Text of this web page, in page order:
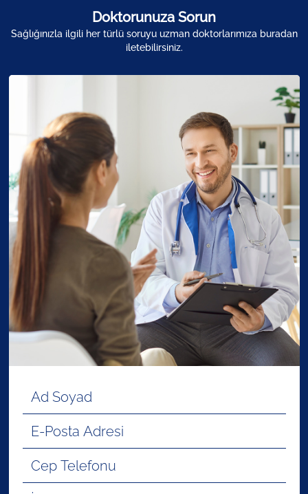
Doktorunuza Sorun
Sağlığınızla ilgili her türlü soruyu uzman doktorlarımıza buradan
iletebilirsiniz.